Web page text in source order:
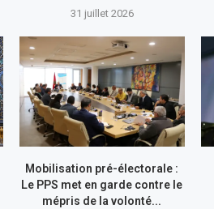
31 juillet 2026
Mobilisation pré-électorale :
Le PPS met en garde contre le
mépris de la volonté...